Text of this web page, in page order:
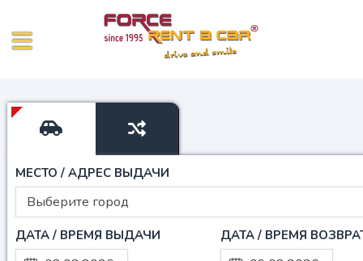
МЕСТО / АДРЕС ВЫДАЧИ
Выберите город
ДАТА / ВРЕМЯ ВЫДАЧИ ДАТА / ВРЕМЯ